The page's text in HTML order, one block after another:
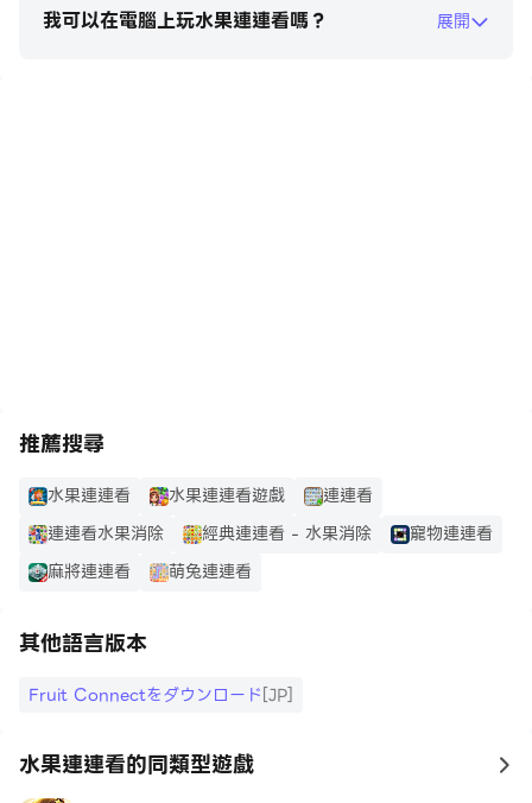
我可以在電腦上玩水果連連看嗎？ 展開
推薦搜尋
水果連連看 水果連連看遊戲
連連看
連連看水果消除
經典連連看 - 水果消除
寵物連連看
麻將連連看
萌兔連連看
其他語言版本
Fruit Connectをダウンロード[JP]
水果連連看的同類型遊戲 to